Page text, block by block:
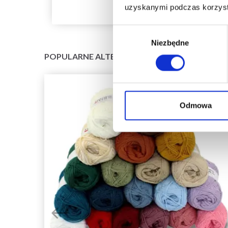
uzyskanymi podczas
Niezbędne
Odmowa
POPULARNE ALTERNATYWY